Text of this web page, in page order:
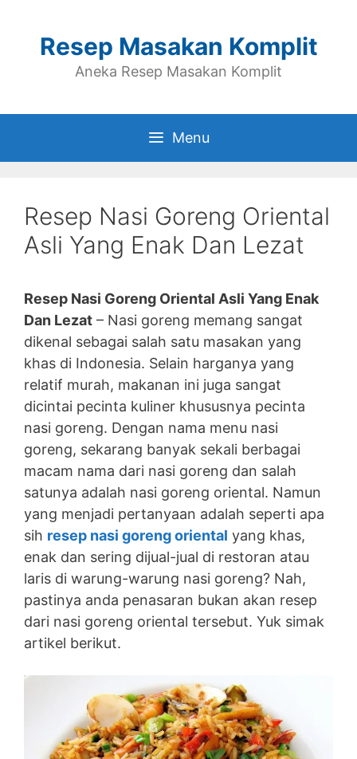
contentResep Masakan Komplit
Aneka Resep Masakan Komplit
Menu
Resep Nasi Goreng Oriental
Asli Yang Enak Dan Lezat
Resep Nasi Goreng Oriental Asli Yang Enak
Dan Lezat – Nasi goreng memang sangat
dikenal sebagai salah satu masakan yang
khas di Indonesia. Selain harganya yang
relatif murah, makanan ini juga sangat
dicintai pecinta kuliner khususnya pecinta
nasi goreng. Dengan nama menu nasi
goreng, sekarang banyak sekali berbagai
macam nama dari nasi goreng dan salah
satunya adalah nasi goreng oriental. Namun
yang menjadi pertanyaan adalah seperti apa
sih resep nasi goreng oriental yang khas,
enak dan sering dijual-jual di restoran atau
laris di warung-warung nasi goreng? Nah,
pastinya anda penasaran bukan akan resep
dari nasi goreng oriental tersebut. Yuk simak
artikel berikut.